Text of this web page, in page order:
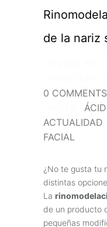
de la nariz
0 COMMENTS
ACTUALIDAD
FACIAL
¿No te gusta tu
distintas
La
de un producto
pequeñas